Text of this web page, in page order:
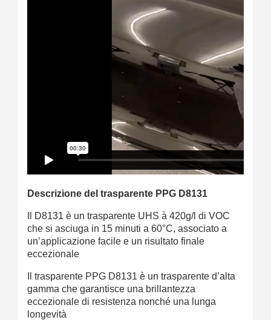
Descrizione del trasparente PPG D8131
Il D8131 è un trasparente UHS à 420g/l di VOC
che si asciuga in 15 minuti a 60°C, associato a
un’applicazione facile e un risultato finale
eccezionale
Il trasparente PPG D8131 è un trasparente d’alta
gamma che garantisce una brillantezza
eccezionale di resistenza nonché una lunga
longevità